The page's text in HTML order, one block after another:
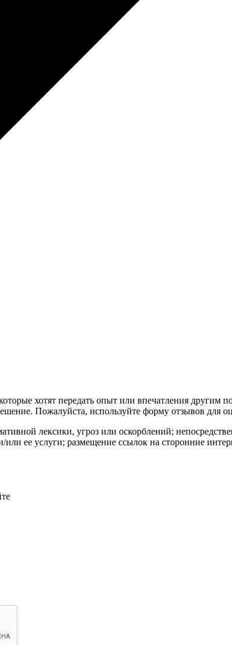
хотят передать опыт или впечатления другим
Пожалуйста, используйте форму отзывов для
лексики, угроз или оскорблений;
ее услуги; размещение ссылок на сторонние